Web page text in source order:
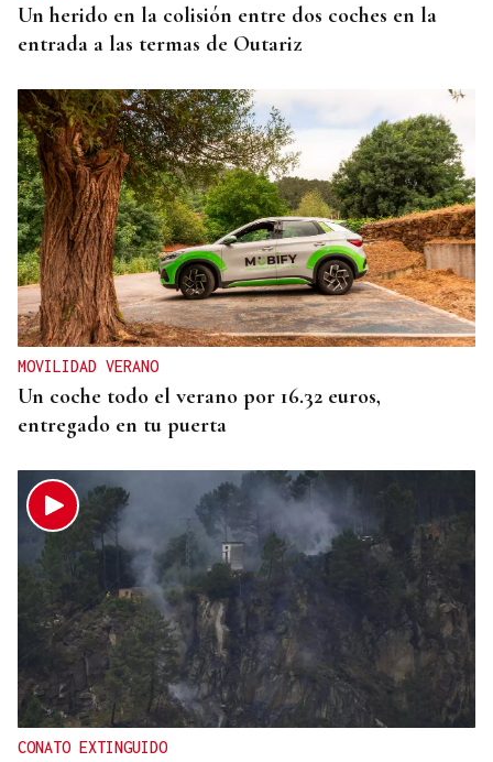
Un herido en la colisión entre dos coches en la
entrada a las termas de Outariz
MOVILIDAD VERANO
Un coche todo el verano por 16.32 euros,
entregado en tu puerta
CONATO EXTINGUIDO